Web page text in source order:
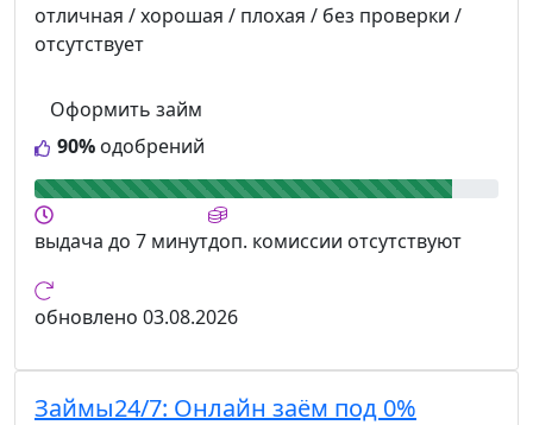
90% одобрений
Оформить займ
отличная / хорошая / плохая / без проверки /
отсутствует
выдача до 7 минутдоп. комиссии отсутствуют
обновлено 03.08.2026
Займы24/7: Онлайн заём под 0%